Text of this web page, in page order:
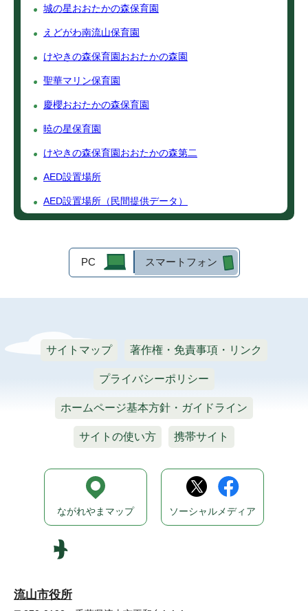
城の星おおたかの森保育園
えどがわ南流山保育園
けやきの森保育園おおたかの森園
聖華マリン保育園
慶櫻おおたかの森保育園
暁の星保育園
けやきの森保育園おおたかの森第二
AED設置場所
AED設置場所（民間提供データ）
PC スマートフォン
サイトマップ 著作権・免責事項・リンク
プライバシーポリシー
ホームページ基本方針・ガイドライン
サイトの使い方 携帯サイト
流山市役所
ながれやまマップ ソーシャルメディア